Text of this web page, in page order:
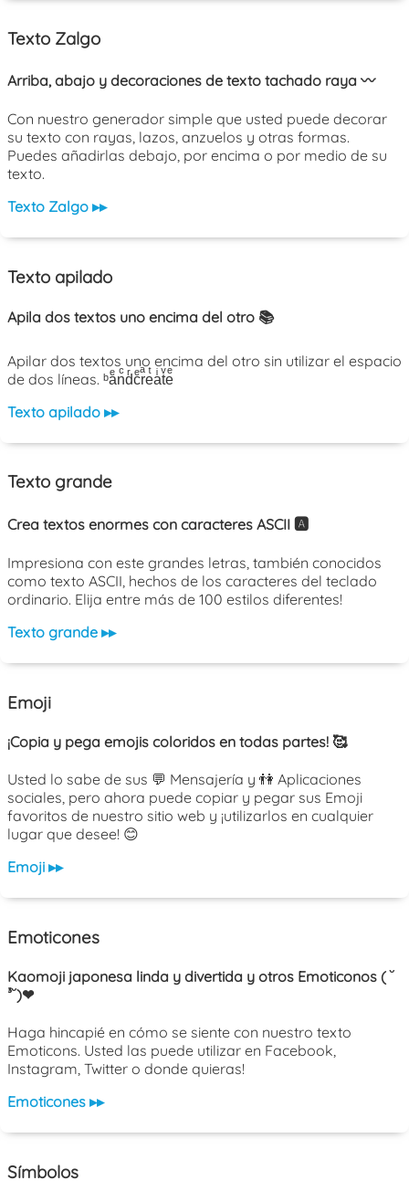
Texto Zalgo
Arriba, abajo y decoraciones de texto tachado raya 〰️
Con nuestro generador simple que usted puede decorar
su texto con rayas, lazos, anzuelos y otras formas.
Puedes añadirlas debajo, por encima o por medio de su
texto.
Texto Zalgo ▸▸
Texto apilado
Apila dos textos uno encima del otro 📚
Apilar dos textos uno encima del otro sin utilizar el espacio
de dos líneas. ᵇaͤnͨdͬcͤrͣeͭaͥtͮeͤ
Texto apilado ▸▸
Texto grande
Crea textos enormes con caracteres ASCII 🅰️
Impresiona con este grandes letras, también conocidos
como texto ASCII, hechos de los caracteres del teclado
ordinario. Elija entre más de 100 estilos diferentes!
Texto grande ▸▸
Emoji
¡Copia y pega emojis coloridos en todas partes! 🥰
Usted lo sabe de sus 💬 Mensajería y 👫 Aplicaciones
sociales, pero ahora puede copiar y pegar sus Emoji
favoritos de nuestro sitio web y ¡utilizarlos en cualquier
lugar que desee! 😊
Emoji ▸▸
Emoticones
Kaomoji japonesa linda y divertida y otros Emoticonos ( ˘
³˘)❤
Haga hincapié en cómo se siente con nuestro texto
Emoticons. Usted las puede utilizar en Facebook,
Instagram, Twitter o donde quieras!
Emoticones ▸▸
Símbolos